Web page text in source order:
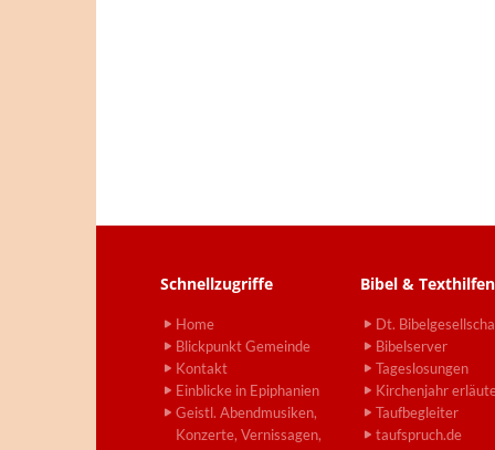
Schnellzugriffe
Home
Blickpunkt Gemeinde
Kontakt
Einblicke in Epiphanien
Geistl. Abendmusiken,
Konzerte, Vernissagen,
Bibel & Texthilfen
Dt.
Bibelserver
Tageslosungen
Kirchenjahr
Taufbegleiter
taufspruch.de